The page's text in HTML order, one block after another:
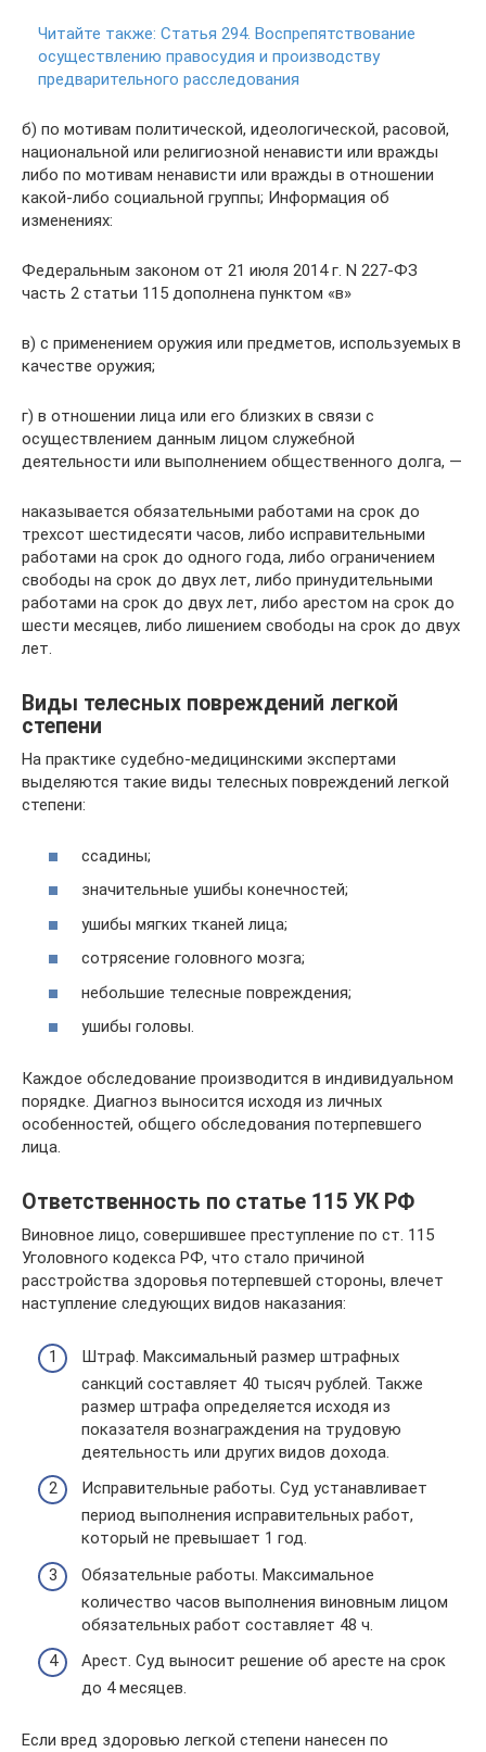
Читайте также: Статья 294. Воспрепятствование
осуществлению правосудия и производству
предварительного расследования
б) по мотивам политической, идеологической, расовой,
национальной или религиозной ненависти или вражды
либо по мотивам ненависти или вражды в отношении
какой-либо социальной группы; Информация об
изменениях:
Федеральным законом от 21 июля 2014 г. N 227-ФЗ
часть 2 статьи 115 дополнена пунктом «в»
в) с применением оружия или предметов, используемых в
качестве оружия;
г) в отношении лица или его близких в связи с
осуществлением данным лицом служебной
деятельности или выполнением общественного долга, —
наказывается обязательными работами на срок до
трехсот шестидесяти часов, либо исправительными
работами на срок до одного года, либо ограничением
свободы на срок до двух лет, либо принудительными
работами на срок до двух лет, либо арестом на срок до
шести месяцев, либо лишением свободы на срок до двух
лет.
Виды телесных повреждений легкой
степени
На практике судебно-медицинскими экспертами
выделяются такие виды телесных повреждений легкой
степени:
ссадины;
значительные ушибы конечностей;
ушибы мягких тканей лица;
сотрясение головного мозга;
небольшие телесные повреждения;
ушибы головы.
Каждое обследование производится в индивидуальном
порядке. Диагноз выносится исходя из личных
особенностей, общего обследования потерпевшего
лица.
Ответственность по статье 115 УК РФ
Виновное лицо, совершившее преступление по ст. 115
Уголовного кодекса РФ, что стало причиной
расстройства здоровья потерпевшей стороны, влечет
наступление следующих видов наказания:
Штраф. Максимальный размер штрафных
санкций составляет 40 тысяч рублей. Также
размер штрафа определяется исходя из
показателя вознаграждения на трудовую
деятельность или других видов дохода.
Исправительные работы. Суд устанавливает
период выполнения исправительных работ,
который не превышает 1 год.
Обязательные работы. Максимальное
количество часов выполнения виновным лицом
обязательных работ составляет 48 ч.
Арест. Суд выносит решение об аресте на срок
до 4 месяцев.
Если вред здоровью легкой степени нанесен по